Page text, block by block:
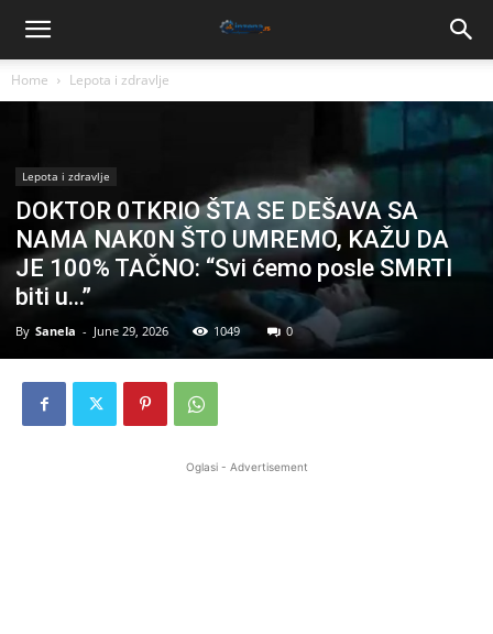
Home Lepota i zdravlje
Lepota i zdravlje
DOKTOR 0TKRIO ŠTA SE DEŠAVA SA
NAMA NAK0N ŠTO UMREMO, KAŽU DA
JE 100% TAČNO: “Svi ćemo posle SMRTI
biti u…”
By Sanela - June 29, 2026 1049 0
Oglasi - Advertisement